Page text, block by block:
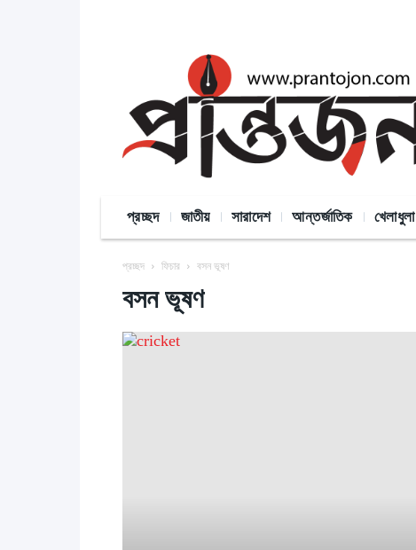
প্রচ্ছদ জাতীয় সারাদেশ আন্তর্জাতিক খেলাধুলা
প্রচ্ছদ ফিচার বসন ভূষণ
বসন ভূষণ